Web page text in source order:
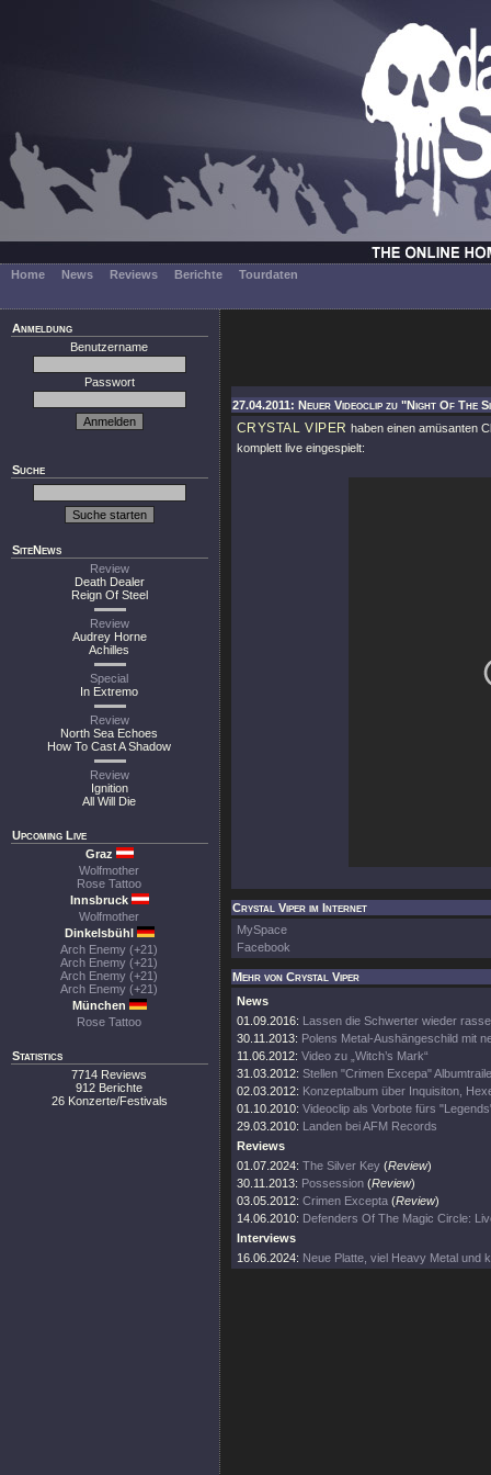
Home News Reviews Berichte Tourdaten
Anmeldung
Benutzername
Passwort
Suche
SiteNews
Review
Death Dealer
Reign Of Steel
Review
Audrey Horne
Achilles
Special
In Extremo
Review
North Sea Echoes
How To Cast A Shadow
Review
Ignition
All Will Die
Upcoming Live
Graz
Wolfmother
Rose Tattoo
Innsbruck
Wolfmother
Dinkelsbühl
Arch Enemy (+21)
Arch Enemy (+21)
Arch Enemy (+21)
Arch Enemy (+21)
München
Rose Tattoo
Statistics
7714 Reviews
912 Berichte
26 Konzerte/Festivals
27.04.2011: Neuer Videoclip zu "Night Of The
CRYSTAL VIPER haben einen amüsanten
komplett live eingespielt:
Crystal Viper im Internet
MySpace
Facebook
Mehr von Crystal Viper
News
01.09.2016: Lassen die Schwerter wieder
30.11.2013: Polens Metal-Aushängeschild mit
11.06.2012: Video zu „Witch’s Mark“
31.03.2012: Stellen "Crimen Excepa"
02.03.2012: Konzeptalbum über Inquisiton,
01.10.2010: Videoclip als Vorbote fürs
29.03.2010: Landen bei AFM Records
Reviews
01.07.2024: The Silver Key (Review)
30.11.2013: Possession (Review)
03.05.2012: Crimen Excepta (Review)
14.06.2010: Defenders Of The Magic Circle:
Interviews
16.06.2024: Neue Platte, viel Heavy Metal und